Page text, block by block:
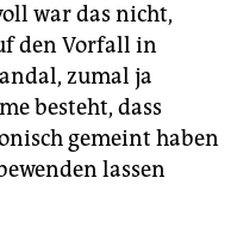
war das nicht,
den Vorfall in
zumal ja
besteht, dass
gemeint haben
lassen